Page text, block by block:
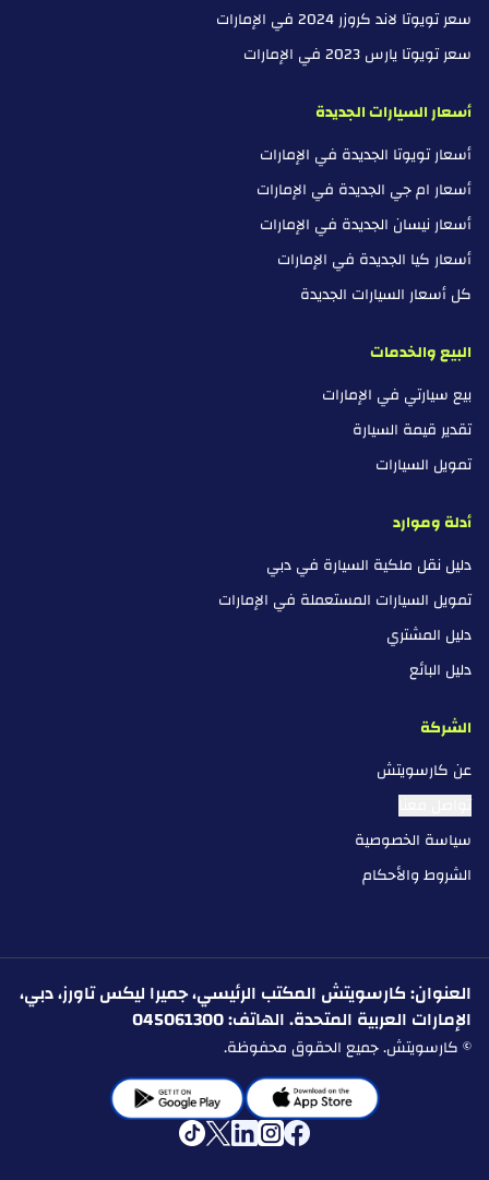
سعر تويوتا لاند كروزر 2024 في الإمارات
سعر تويوتا يارس 2023 في الإمارات
أسعار السيارات الجديدة
أسعار تويوتا الجديدة في الإمارات
أسعار ام جي الجديدة في الإمارات
أسعار نيسان الجديدة في الإمارات
أسعار كيا الجديدة في الإمارات
كل أسعار السيارات الجديدة
البيع والخدمات
بيع سيارتي في الإمارات
تقدير قيمة السيارة
تمويل السيارات
أدلة وموارد
دليل نقل ملكية السيارة في دبي
تمويل السيارات المستعملة في الإمارات
دليل المشتري
دليل البائع
الشركة
عن كارسويتش
تواصل معنا
سياسة الخصوصية
الشروط والأحكام
العنوان: كارسويتش المكتب الرئيسي، جميرا ليكس تاورز، دبي،
الإمارات العربية المتحدة. الهاتف: 045061300
© كارسويتش. جميع الحقوق محفوظة.